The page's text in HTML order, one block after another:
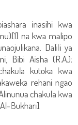
inasihi kwa
na kwa malipo
Dalili ya
Bibi Aisha (R.A.):
kutoka kwa
rehani ngao
chakula kwa
Bukhari].